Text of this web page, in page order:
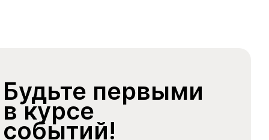
Будьте первыми
в курсе
событий!